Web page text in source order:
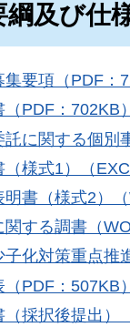
綱及び仕
要項（PDF：
PDF：702KB）
託に関する個別
（様式1）（
明書（様式2）（
関する調書（
子化対策重点推
PDF：507KB）
（採択後提出）